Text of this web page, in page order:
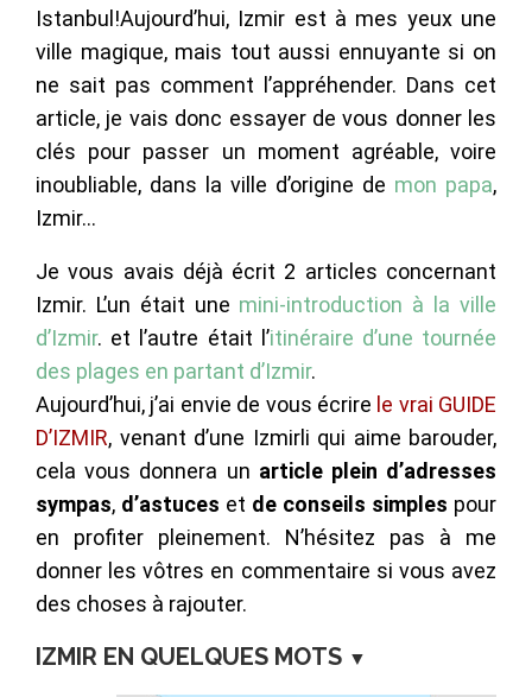
Istanbul!Aujourd’hui, Izmir est à mes yeux une
ville magique, mais tout aussi ennuyante si on
ne sait pas comment l’appréhender. Dans cet
article, je vais donc essayer de vous donner les
clés pour passer un moment agréable, voire
inoubliable, dans la ville d’origine de mon papa,
Izmir…
Je vous avais déjà écrit 2 articles concernant
Izmir. L’un était une mini-introduction à la ville
d’Izmir. et l’autre était l’itinéraire d’une tournée
des plages en partant d’Izmir.
Aujourd’hui, j’ai envie de vous écrire le vrai GUIDE
D’IZMIR, venant d’une Izmirli qui aime barouder,
cela vous donnera un article plein d’adresses
sympas, d’astuces et de conseils simples pour
en profiter pleinement. N’hésitez pas à me
donner les vôtres en commentaire si vous avez
des choses à rajouter.
IZMIR EN QUELQUES MOTS ▼